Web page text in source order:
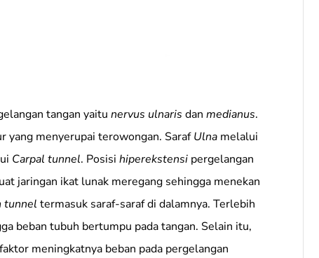
tangan yaitunervus ulnaris danmedianus.
yang menyerupai terowongan. SarafUlna melalui
Carpal tunnel. Posisihiperekstensi pergelangan
jaringan ikat lunak meregang sehingga menekan
tunnel termasuk saraf-saraf di dalamnya. Terlebih
beban tubuh bertumpu pada tangan. Selain itu,
meningkatnya beban pada pergelangan